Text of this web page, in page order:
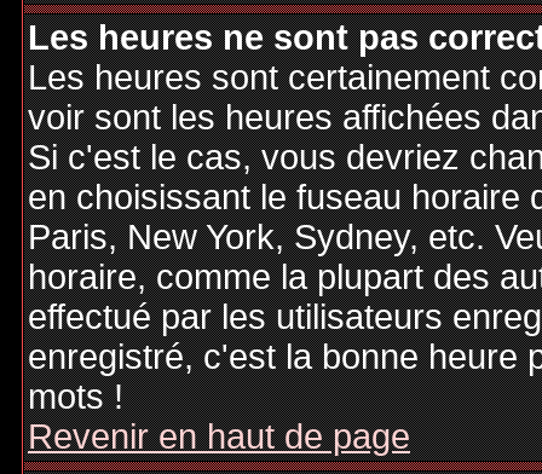
Les heures ne sont pas
Les heures sont certainement
voir sont les heures affichées
Si c'est le cas, vous devriez
en choisissant le fuseau horaire
Paris, New York, Sydney, etc.
horaire, comme la plupart des
effectué par les utilisateurs
enregistré, c'est la bonne heure
mots !
Revenir en haut de page